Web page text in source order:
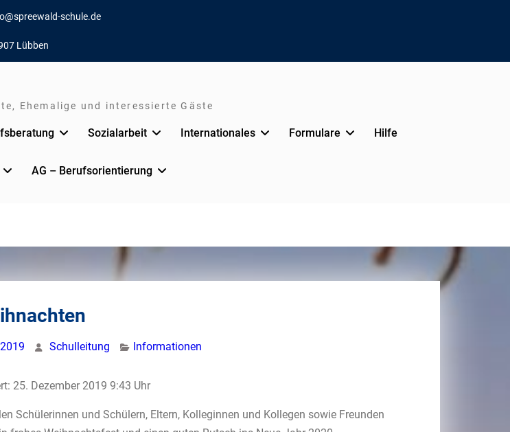
schule.de
Lübben
Ehemalige und interessierte Gäste
Sozialarbeit Internationales Formulare Hilfe
AG – Berufsorientierung
Schulleitung Informationen
25. Dezember 2019 9:43 Uhr
Schülerinnen und Schülern, Eltern, Kolleginnen und Kollegen sowie Freunden